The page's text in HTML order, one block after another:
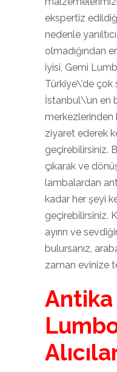
ekspertiz
nedenle
olmadığından
iyisi, Gemi
Türkiye\’de çok
İstanbul\’un en
merkezlerinden
ziyaret ederek
geçirebilirsiniz.
çıkarak ve
lambalardan
kadar her şeyi
geçirebilirsiniz.
ayırın ve
bulursanız,
zaman evinize
Antika